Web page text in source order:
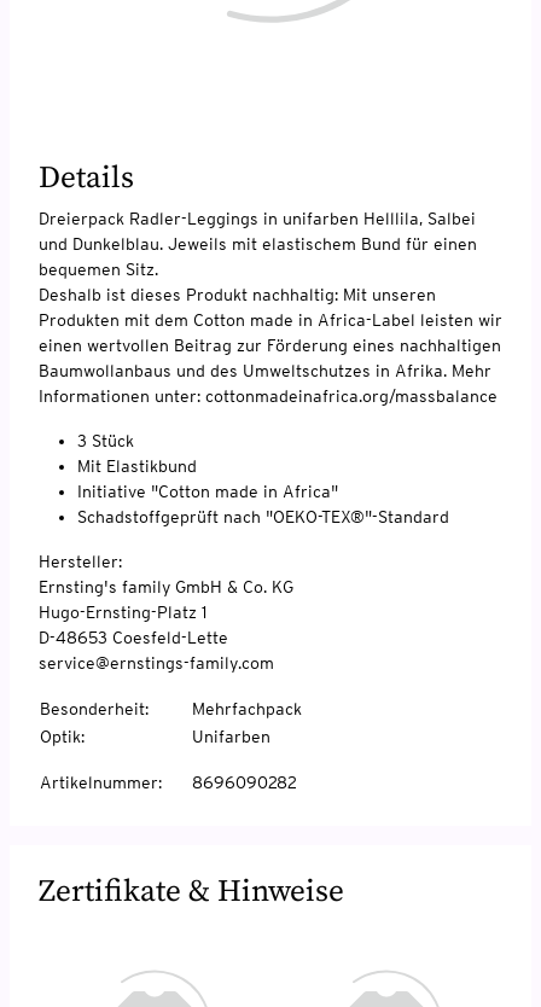
Details
Dreierpack Radler-Leggings in unifarben Helllila, Salbei
und Dunkelblau. Jeweils mit elastischem Bund für einen
bequemen Sitz.
Deshalb ist dieses Produkt nachhaltig: Mit unseren
Produkten mit dem Cotton made in Africa-Label leisten wir
einen wertvollen Beitrag zur Förderung eines nachhaltigen
Baumwollanbaus und des Umweltschutzes in Afrika. Mehr
Informationen unter: cottonmadeinafrica.org/massbalance
3 Stück
Mit Elastikbund
Initiative "Cotton made in Africa"
Schadstoffgeprüft nach "OEKO-TEX®"-Standard
Hersteller:
Ernsting's family GmbH & Co. KG
Hugo-Ernsting-Platz 1
D-48653 Coesfeld-Lette
service@ernstings-family.com
Besonderheit:
Mehrfachpack
Optik: Unifarben
Artikelnummer: 8696090282
Zertifikate & Hinweise